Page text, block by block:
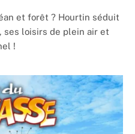
et forêt ? Hourtin séduit
ses loisirs de plein air et
!